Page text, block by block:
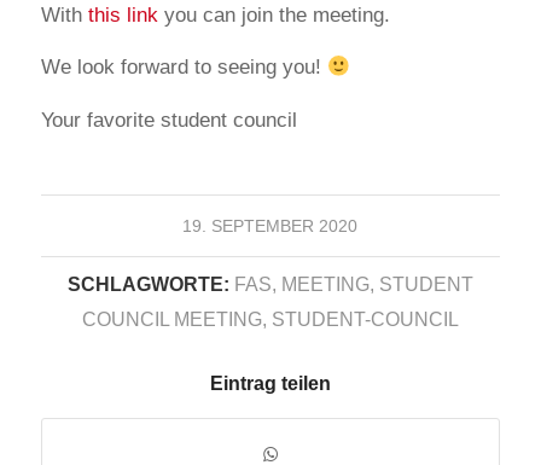
With this link you can join the meeting.
We look forward to seeing you!
Your favorite student council
19. SEPTEMBER 2020
SCHLAGWORTE: FAS, MEETING, STUDENT
COUNCIL MEETING, STUDENT-COUNCIL
Eintrag teilen